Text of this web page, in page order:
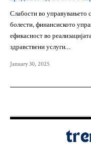
Слабости во управувањето
болести, финансиското
ефикасност во
здравствени услуги…
January 30, 2025